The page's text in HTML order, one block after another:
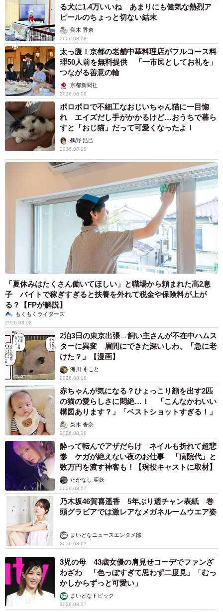
る犬に1.4万いいね あまりにも健気な熱烈ア
ピールのちょっと切ない結末
梨木 香奈
2026.08.08
太っ腹！京都の老舗中華料理店がフルコース料
理50人前を無料提供 「一市民としてお礼を」
つながる善意の輪
京都新聞社
2026.08.08
ボロボロで不細工なおじいちゃん猫に一目惚
れ エイズだし手がかかるけど…おうちで暮ら
すと「おじ猫」だって可愛くなったよ！
鶴野 浩己
2026.08.08
「夏休みはたくさん働いてほしい」と職場から頼まれた高2息
子 バイトで稼ぎすぎると扶養を外れて税金や保険料が上が
る？【FPが解説】
もくもくライターズ
2026.08.08
2泊3日の東京出張→飼い主さんが不在中ハムス
ターに異変 眉間にできた深いしわ、「急に老
けた？」【漫画】
海川 まこと
2026.08.08
赤ちゃんが気になる？ひょっこり顔を出す2匹
の猫の愛らしさに悶絶…！ 「こんなかわいい
構図あります？」「ベストショットすぎる！」
梨木 香奈
2026.08.08
酔って転んでアザだらけ ネイルも折れて超悲
惨 ケガが絶えない夜のお仕事 「病院代」と
数万円を渡す神客も！【現役キャストに取材】
たかなし 亜妖
2026.08.07
乃木坂46賀喜遥香 5年ぶり週チャン表紙 巻
頭グラビアでは激レアなメガネルームウエア姿
まいどなニュースエンタメ部
2026.08.07
3児の母 43歳女優の肩見せコーデでファンざ
わざわ 「色っぽすぎて思わず二度見」「むっ
かしからずっと可愛い」
まいどなトピック
2026.08.07